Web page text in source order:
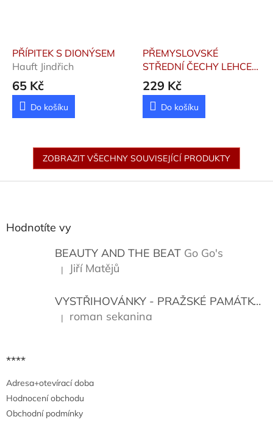
PŘÍPITEK S DIONÝSEM
Hauft Jindřich
65 Kč
Do košíku
PŘEMYSLOVSKÉ
STŘEDNÍ ČECHY LEHCE
POŠKOZENÝ KUS
Hejna
229 Kč
Do košíku
ZOBRAZIT VŠECHNY SOUVISEJÍCÍ PRODUKTY
Hodnotíte vy
BEAUTY AND THE BEAT Go Go's
Hodnocení produktu je 5 z 5 hvězdiček.
| Jiří Matějů
VYSTŘIHOVÁNKY - PRAŽSKÉ PAMÁTKY
Hodnocení produktu je 5 z 5 hvězdiček.
| roman sekanina
****
Adresa+otevírací doba
Hodnocení obchodu
Obchodní podmínky